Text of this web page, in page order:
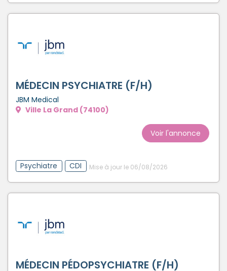
MÉDECIN PSYCHIATRE (F/H)
JBM Medical
Ville La Grand (74100)
Voir l'annonce
Psychiatre CDI Mise à jour le 06/08/2026
MÉDECIN PÉDOPSYCHIATRE (F/H)